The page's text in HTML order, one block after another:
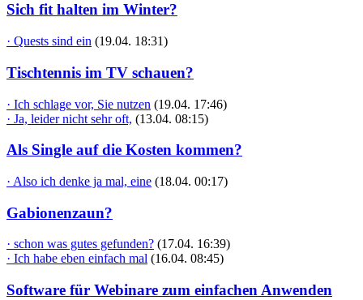
Sich fit halten im Winter?
· Quests sind ein (19.04. 18:31)
Tischtennis im TV schauen?
· Ich schlage vor, Sie nutzen (19.04. 17:46)
· Ja, leider nicht sehr oft, (13.04. 08:15)
Als Single auf die Kosten kommen?
· Also ich denke ja mal, eine (18.04. 00:17)
Gabionenzaun?
· schon was gutes gefunden? (17.04. 16:39)
· Ich habe eben einfach mal (16.04. 08:45)
Software für Webinare zum einfachen Anwenden